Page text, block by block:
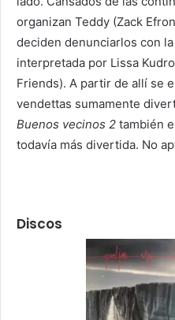
organizan Teddy (Zack
deciden denunciarlos con
interpretada por Lissa
Friends). A partir de allí se
vendettas sumamente
Buenos vecinos 2 también
todavía más divertida. No
Discos